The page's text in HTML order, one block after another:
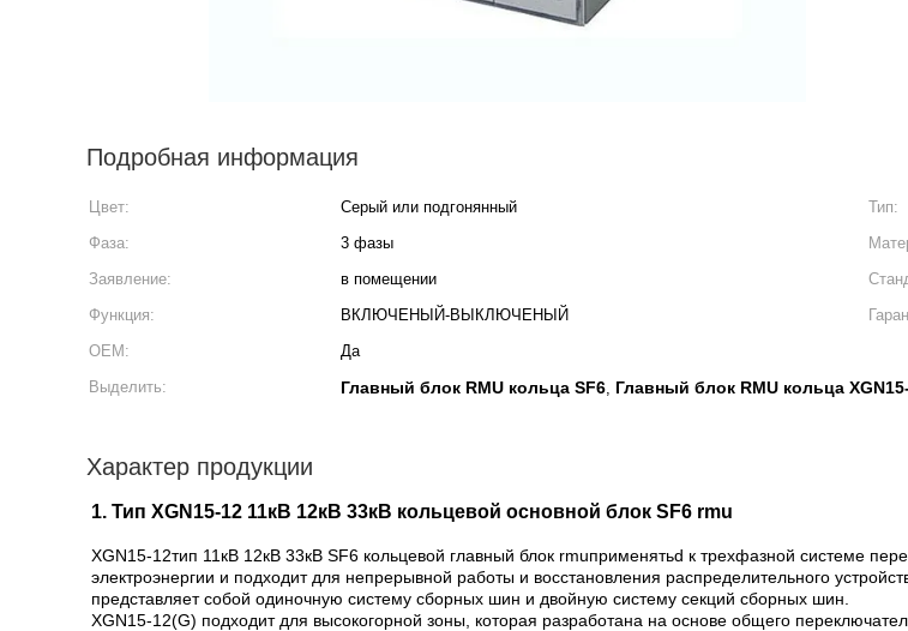
Подробная информация
Цвет: Серый или подгонянный Тип:
Фаза:
3 фазы
Заявление:
в помещении
Функция:
ВКЛЮЧЕНЫЙ-ВЫКЛЮЧЕНЫЙ
ОЕМ:
Да
Выделить:
Главный блок RMU кольца SF6, Главный блок RMU кольца
Характер продукции
1. Тип XGN15-12 11кВ 12кВ 33кВ кольцевой основной блок SF6 rmu
XGN15-12тип 11кВ 12кВ 33кВ SF6 кольцевой главный блок rmuприменятьd к трехфазной системе
электроэнергии и подходит для непрерывной работы и восстановления распределительного
представляет собой одиночную систему сборных шин и двойную систему секций сборных шин.
XGN15-12(G) подходит для высокогорной зоны, которая разработана на основе общего